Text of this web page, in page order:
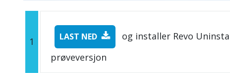
1 LAST NED
og installer Revo
prøveversjon